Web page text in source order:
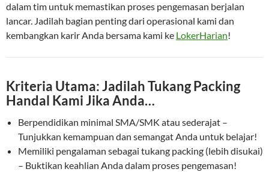
dalam tim untuk memastikan proses pengemasan berjalan
lancar. Jadilah bagian penting dari operasional kami dan
kembangkan karir Anda bersama kami ke LokerHarian!
Kriteria Utama: Jadilah Tukang Packing
Handal Kami Jika Anda…
Berpendidikan minimal SMA/SMK atau sederajat –
Tunjukkan kemampuan dan semangat Anda untuk belajar!
Memiliki pengalaman sebagai tukang packing (lebih disukai)
– Buktikan keahlian Anda dalam proses pengemasan!